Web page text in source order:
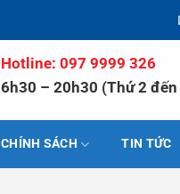
Hotline: 097 9999 326
6h30 – 20h30 (Thứ 2 đến
CHÍNH SÁCH TIN TỨC